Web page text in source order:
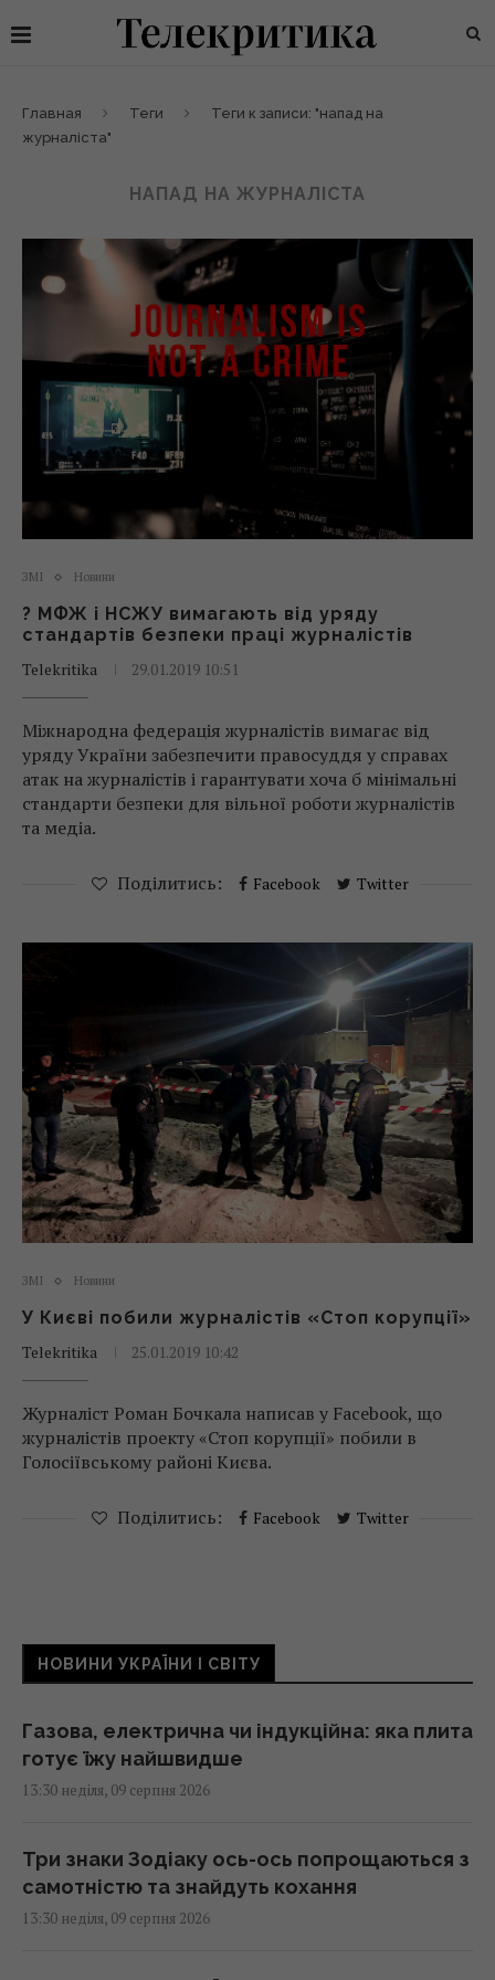
Главная Теги
Теги к записи: "напад на
журналіста"
НАПАД НА ЖУРНАЛІСТА
ЗМІ Новини
? МФЖ і НСЖУ вимагають від уряду
стандартів безпеки праці журналістів
Telekritika
29.01.2019 10:51
Міжнародна федерація журналістів вимагає від
уряду України забезпечити правосуддя у справах
атак на журналістів і гарантувати хоча б мінімальні
стандарти безпеки для вільної роботи журналістів
та медіа.
Поділитись: Facebook Twitter
ЗМІ Новини
У Києві побили журналістів «Стоп корупції»
Telekritika
25.01.2019 10:42
Журналіст Роман Бочкала написав у Facebook, що
журналістів проекту «Стоп корупції» побили в
Голосіївському районі Києва.
Поділитись: Facebook Twitter
НОВИНИ УКРАЇНИ І СВІТУ
Газова, електрична чи індукційна: яка плита
готує їжу найшвидше
13:30 неділя, 09 серпня 2026
Три знаки Зодіаку ось-ось попрощаються з
самотністю та знайдуть кохання
13:30 неділя, 09 серпня 2026